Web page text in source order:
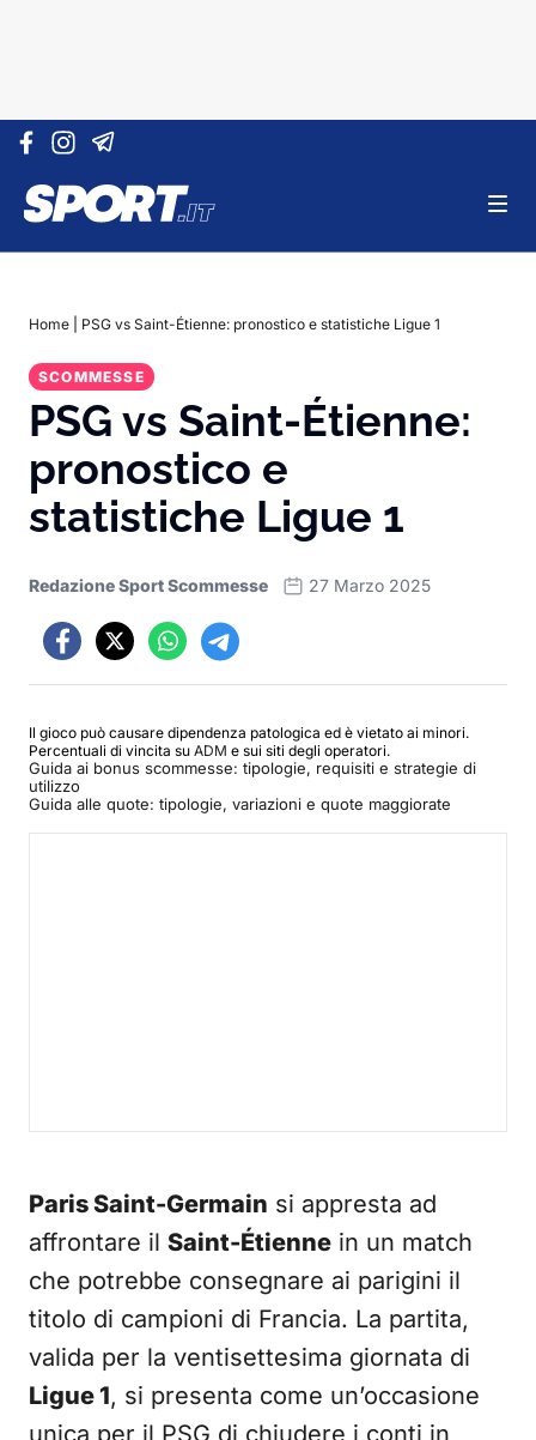
Vai al contenuto
Home PSG vs Saint-Étienne: pronostico e statistiche Ligue 1
SCOMMESSE
PSG vs Saint-Étienne:
pronostico e
statistiche Ligue 1
Redazione Sport Scommesse 27 Marzo 2025
Il gioco può causare dipendenza patologica ed è vietato ai minori.
Percentuali di vincita su ADM e sui siti degli operatori.
Guida ai bonus scommesse: tipologie, requisiti e strategie di
utilizzo
Guida alle quote: tipologie, variazioni e quote maggiorate
Paris Saint-Germain si appresta ad
affrontare il Saint-Étienne in un match
che potrebbe consegnare ai parigini il
titolo di campioni di Francia. La partita,
valida per la ventisettesima giornata di
Ligue 1, si presenta come un’occasione
unica per il PSG di chiudere i conti in